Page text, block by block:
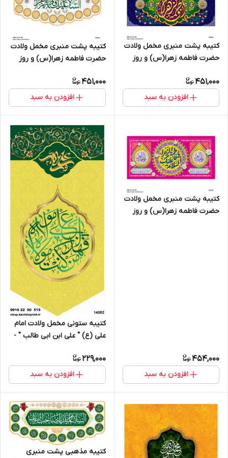
کتیبه پشت منبری مخمل ولادت
حضرت فاطمه زهرا(س) و روز
451,000
افزودن به سبد
کتیبه پشت منبری مخمل ولادت
حضرت فاطمه زهرا(س) و روز
451,000
افزودن به سبد
کتیبه پشت منبری مخمل ولادت
حضرت فاطمه زهرا(س) و روز
454,000
افزودن به سبد
کتیبه ستونی مخمل ولادت امام
علی (ع) " علی ابن ابی طالب " -
229,000
افزودن به سبد
کتیبه مذهبی پشت منبری